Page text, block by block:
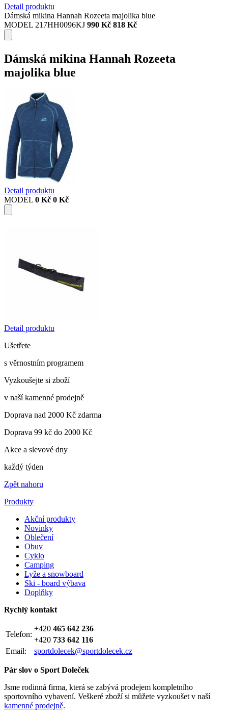
Detail produktu
Dámská mikina Hannah Rozeeta majolika blue
MODEL 217HH0096KJ 990 Kč 818 Kč
Dámská mikina Hannah Rozeeta
majolika blue
Detail produktu
MODEL 0 Kč 0 Kč
Detail produktu
Ušetřete
s věrnostním programem
Vyzkoušejte si zboží
v naší kamenné prodejně
Doprava nad 2000 Kč zdarma
Doprava 99 kč do 2000 Kč
Akce a slevové dny
každý týden
Zpět nahoru
Produkty
Akční produkty
Novinky
Oblečení
Obuv
Cyklo
Camping
Lyže a snowboard
Ski - board výbava
Doplňky
Rychlý kontakt
Telefon:
+420 465 642 236
+420 733 642 116
Email:
sportdolecek@sportdolecek.cz
Pár slov o Sport Doleček
Jsme rodinná firma, která se zabývá prodejem kompletního
sportovního vybavení. Veškeré zboží si můžete vyzkoušet v naší
kamenné prodejně.